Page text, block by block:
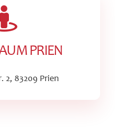
PRIEN
2, 83209 Prien